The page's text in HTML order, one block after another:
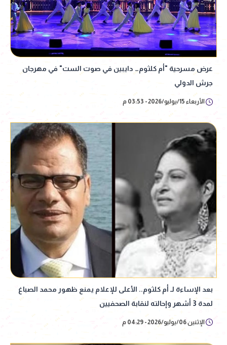
عرض مسرحية "أم كلثوم… دايبين في صوت الست" في مهرجان
جرش الدولي
الأربعاء 15/يوليو/2026 - 03:53 م
بعد الإساءة لـ أم كلثوم.. الأعلى للإعلام يمنع ظهور محمد الصباغ
لمدة 3 أشهر وإحالته لنقابة الصحفيين
الإثنين 06/يوليو/2026 - 04:29 م